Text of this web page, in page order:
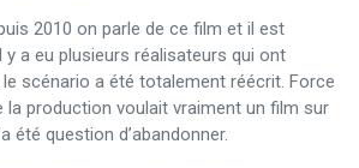
2010 on parle de ce film et il est
a eu plusieurs réalisateurs qui ont
scénario a été totalement réécrit. Force
production voulait vraiment un film sur
été question d’abandonner.